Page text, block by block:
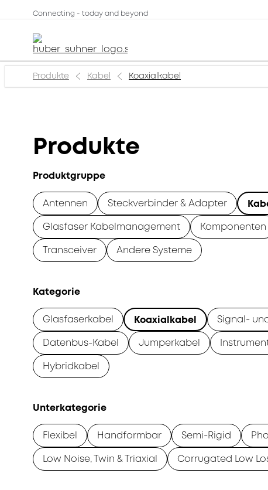
Connecting - today and beyond
Produkte Kabel Koaxialkabel
Produkte
Produktgruppe
Antennen Steckverbinder & Adapter
Glasfaser Kabelmanagement
Komponenten
Transceiver
Andere Systeme
Kategorie
Glasfaserkabel Koaxialkabel Signal-
Datenbus-Kabel
Jumperkabel
Hybridkabel
Unterkategorie
Flexibel Handformbar Semi-Rigid
Low Noise, Twin & Triaxial
Corrugated Low